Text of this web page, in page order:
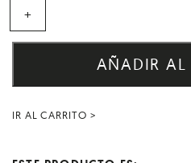
+
AÑADIR AL
IR AL CARRITO >